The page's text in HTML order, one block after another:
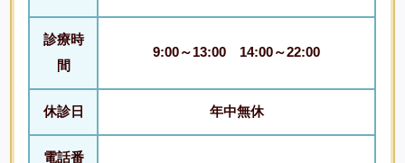
診療時
間
9:00～13:00 14:00～22:00
休診日 年中無休
電話番